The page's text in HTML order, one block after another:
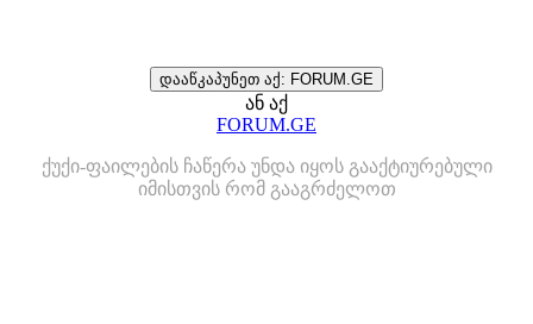
დააწკაპუნეთ აქ: FORUM.GE
ან აქ
FORUM.GE
ქუქი-ფაილების ჩაწერა უნდა იყოს გააქტიურებული
იმისთვის რომ გააგრძელოთ